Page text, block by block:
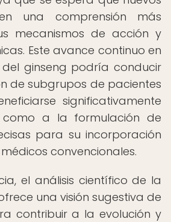
una comprensión más
mecanismos de acción y
Este avance continuo en
ginseng podría conducir
de subgrupos de pacientes
significativamente
a la formulación de
para su incorporación
convencionales.
el análisis científico de la
una visión sugestiva de
contribuir a la evolución y